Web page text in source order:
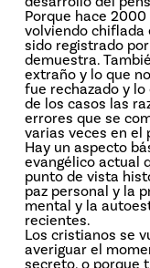
Porque hace
volviendo chiflada
sido registrado
demuestra.
extraño y lo que
fue rechazado y
de los casos las
errores que se
varias veces en el
Hay un aspecto
evangélico actual
punto de vista
paz personal y la
mental y la
recientes.
Los cristianos se
averiguar el
secreto­, o porque